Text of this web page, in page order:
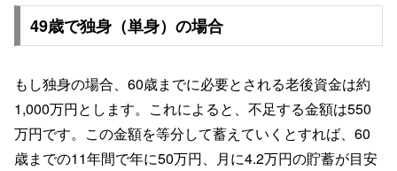
49歳で独身（単身）の場合
もし独身の場合、60歳までに必要とされる老後資金は約
1,000万円とします。これによると、不足する金額は550
万円です。この金額を等分して蓄えていくとすれば、60
歳までの11年間で年に50万円、月に4.2万円の貯蓄が目安